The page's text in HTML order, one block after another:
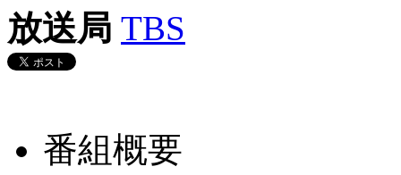
放送局 TBS
番組概要